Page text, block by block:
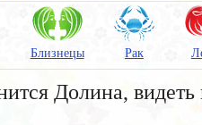
Близнецы Рак
Долина,